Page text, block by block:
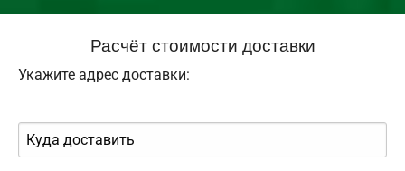
Расчёт стоимости доставки
Укажите адрес доставки: